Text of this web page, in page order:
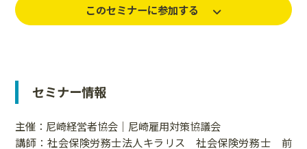
このセミナーに参加する
セミナー情報
主催：尼崎経営者協会｜尼崎雇用対策協議会
講師：社会保険労務士法人キラリス 社会保険労務士 前